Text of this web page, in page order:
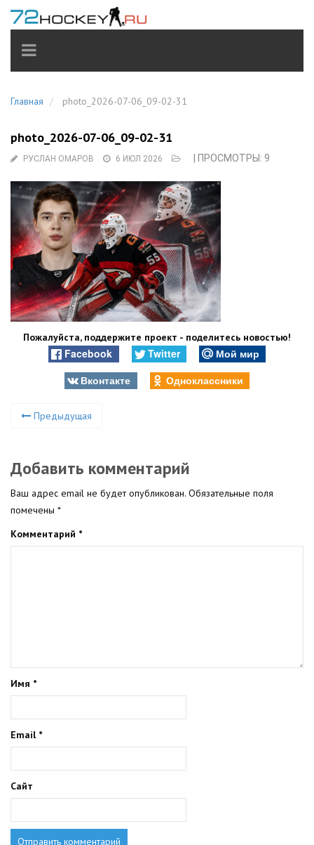
TOGGLE
NAVIGATION
Главная photo_2026-07-06_09-02-31
photo_2026-07-06_09-02-31
РУСЛАН ОМАРОВ 6 ИЮЛ 2026 | ПРОСМОТРЫ: 9
Пожалуйста, поддержите проект - поделитесь новостью!
Facebook Twitter
Мой мир
Вконтакте
Одноклассники
Предыдущая
Добавить комментарий
Ваш адрес email не будет опубликован. Обязательные поля
помечены *
Комментарий *
Имя *
Email *
Сайт